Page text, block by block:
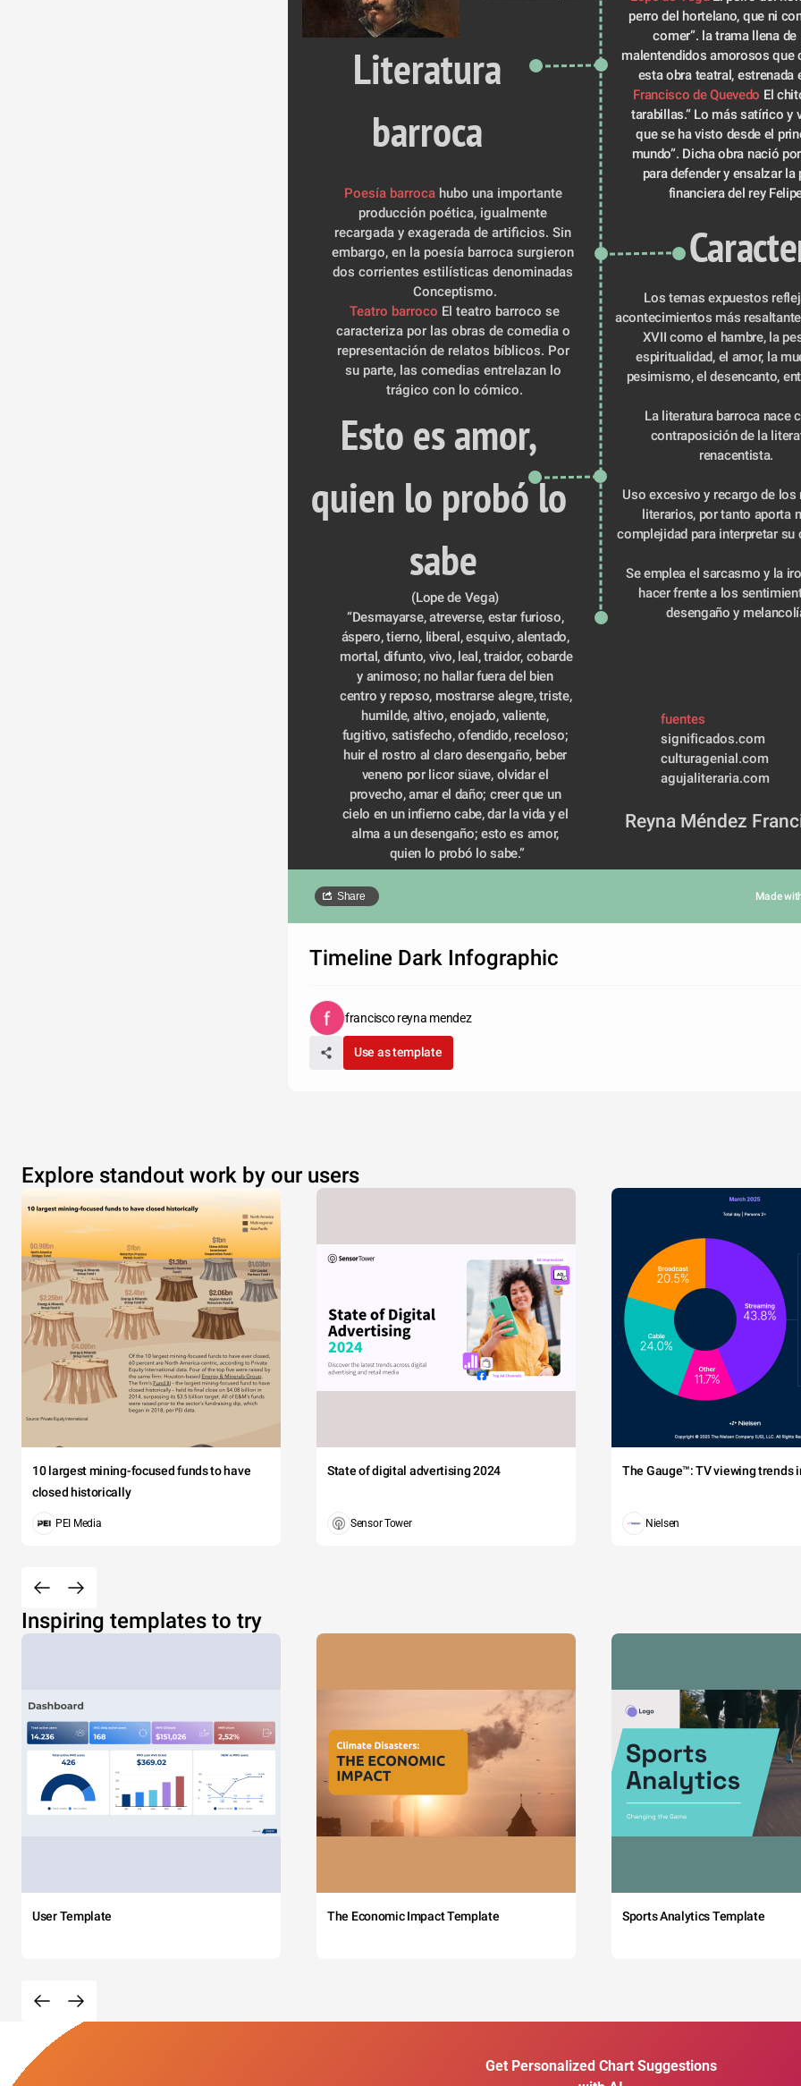
perro del hortelano, que ni
comer”. la trama llena de
malentendidos amorosos que
esta obra teatral, estrenada
Francisco de Quevedo El
tarabillas.“ Lo más satírico y
que se ha visto desde el
mundo”. Dicha obra nació
para defender y ensalzar
financiera del rey
Literatura
barroca
Poesía barroca hubo una importante
producción poética, igualmente
recargada y exagerada de artificios. Sin
embargo, en la poesía barroca surgieron
dos corrientes estilísticas denominadas
Conceptismo.
Teatro barroco El teatro barroco se
caracteriza por las obras de comedia o
representación de relatos bíblicos. Por
su parte, las comedias entrelazan lo
trágico con lo cómico.
acontecimientos más
XVII como el hambre, la
espiritualidad, el amor, la
pesimismo, el desencanto,
La literatura barroca nace
contraposición de la
renacentista.
Uso excesivo y recargo de los
literarios, por tanto aporta
complejidad para interpretar su
Se emplea el sarcasmo y la
hacer frente a los
desengaño y
Esto es amor,
quien lo probó lo
sabe
(Lope de Vega)
“Desmayarse, atreverse, estar furioso,
áspero, tierno, liberal, esquivo, alentado,
mortal, difunto, vivo, leal, traidor, cobarde
y animoso; no hallar fuera del bien
centro y reposo, mostrarse alegre, triste,
humilde, altivo, enojado, valiente,
fugitivo, satisfecho, ofendido, receloso;
huir el rostro al claro desengaño, beber
veneno por licor süave, olvidar el
provecho, amar el daño; creer que un
cielo en un infierno cabe, dar la vida y el
alma a un desengaño; esto es amor,
quien lo probó lo sabe.”
fuentes
significados.com
culturagenial.com
agujaliteraria.com
Reyna Méndez
Share Made
Timeline Dark Infographic
francisco reyna mendez
Use as template
Explore standout work by our users
10 largest mining-focused funds to have
closed historically
PEI Media
State of digital advertising 2024
Sensor Tower
The Gauge™: TV viewing trends
Nielsen
Inspiring templates to try
User Template The Economic Impact Template Sports Analytics Template
Get Personalized Chart Suggestions